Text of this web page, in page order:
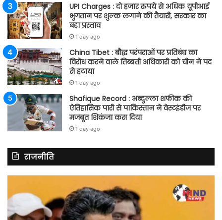
UPI Charges : दो हजार रुपये से अधिक यूपीआई
भुगतान पर शुल्क लगाने की तैयारी, सरकार का
बड़ा प्रस्ताव
1 day ago
China Tibet : बौद्ध परंपराओं पर प्रतिबंध का
विरोध करने वाले तिब्बती अधिकारी को चीन ने पद
से हटाया
1 day ago
Shafique Record : अब्दुल्ला शफीक की
ऐतिहासिक पारी से पाकिस्तान ने वेस्टइंडीज पर
मजबूत शिकंजा कस दिया
1 day ago
राजनीति